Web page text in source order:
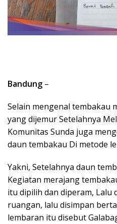
Bandung –
Selain mengenal tembakau
yang dijemur Setelahnya
Komunitas Sunda juga
daun tembakau Di metode
Yakni, Setelahnya daun
Kegiatan merajang
itu dipilih dan diperam, Lalu
ruangan, lalu disimpan
lembaran itu disebut